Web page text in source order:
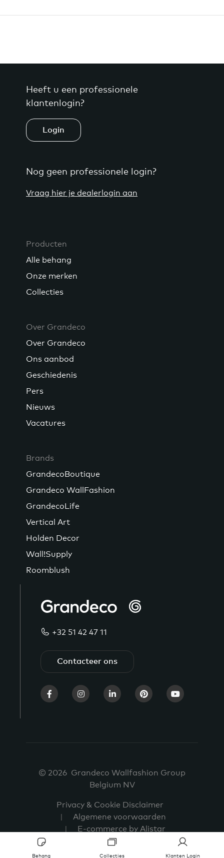
Behang Collecties Klanten Login
Heeft u een professionele
klantenlogin?
Login
Nog geen professionele login?
Vraag hier je dealerlogin aan
Producten
Alle behang
Onze merken
Collecties
Over Grandeco
Over Grandeco
Ons aanbod
Geschiedenis
Pers
Nieuws
Vacatures
Brands
GrandecoBoutique
Grandeco WallFashion
GrandecoLife
Vertical Art
Holden Decor
Wall!Supply
Roomblush
+32 51 42 47 11
Contacteer ons
© 2026 Grandeco Wallfashion Group
Belgium NV
Privacy & Cookie Disclaimer
Algemene voorwaarden
E-commerce by Alistar